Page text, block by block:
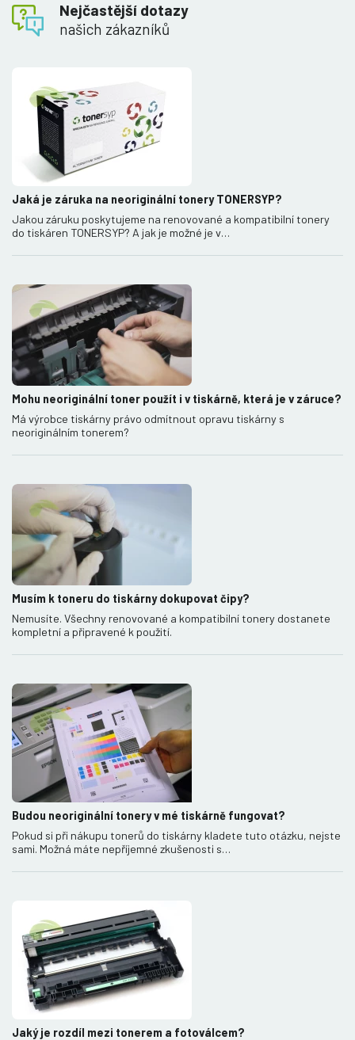
Nejčastější dotazy
našich zákazníků
Jaká je záruka na neoriginální tonery TONERSYP?
Jakou záruku poskytujeme na renovované a kompatibilní tonery
do tiskáren TONERSYP? A jak je možné je v…
Mohu neoriginální toner použít i v tiskárně, která je v záruce?
Má výrobce tiskárny právo odmítnout opravu tiskárny s
neoriginálním tonerem?
Musím k toneru do tiskárny dokupovat čipy?
Nemusíte. Všechny renovované a kompatibilní tonery dostanete
kompletní a připravené k použití.
Budou neoriginální tonery v mé tiskárně fungovat?
Pokud si při nákupu tonerů do tiskárny kladete tuto otázku, nejste
sami. Možná máte nepříjemné zkušenosti s…
Jaký je rozdíl mezi tonerem a fotoválcem?